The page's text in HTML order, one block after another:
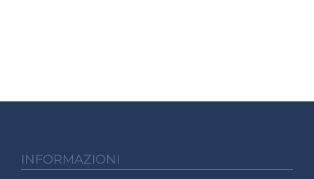
INFORMAZIONI